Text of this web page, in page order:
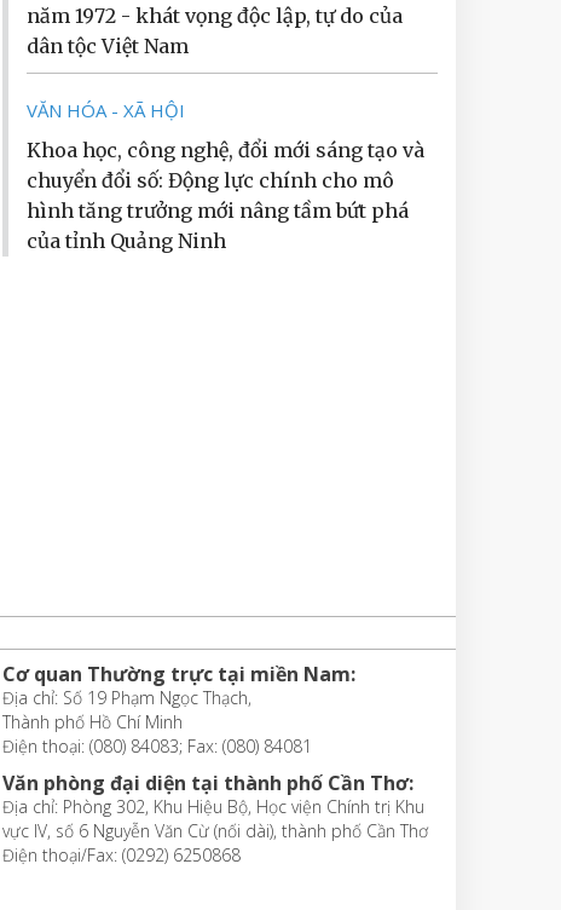
năm 1972 - khát vọng độc lập, tự do của
dân tộc Việt Nam
VĂN HÓA - XÃ HỘI
Khoa học, công nghệ, đổi mới sáng tạo và
chuyển đổi số: Động lực chính cho mô
hình tăng trưởng mới nâng tầm bứt phá
của tỉnh Quảng Ninh
Cơ quan Thường trực tại miền Nam:
Địa chỉ: Số 19 Phạm Ngọc Thạch,
Thành phố Hồ Chí Minh
Điện thoại: (080) 84083; Fax: (080) 84081
Văn phòng đại diện tại thành phố Cần Thơ:
Địa chỉ: Phòng 302, Khu Hiệu Bộ, Học viện Chính trị Khu
vực IV, số 6 Nguyễn Văn Cừ (nối dài), thành phố Cần Thơ
Điện thoại/Fax: (0292) 6250868